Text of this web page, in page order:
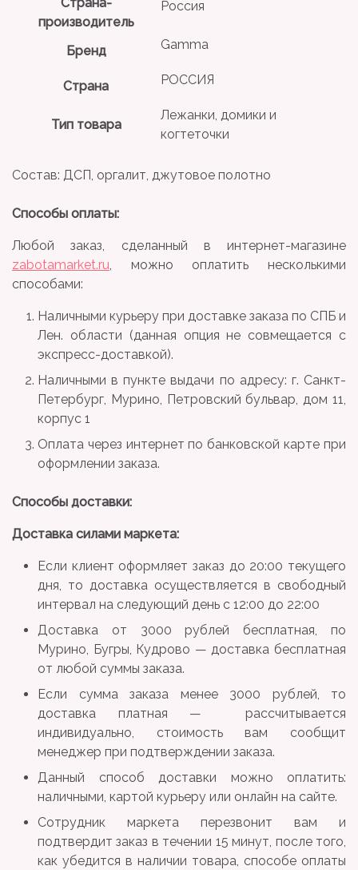
производитель
Россия
Бренд Gamma
Страна РОССИЯ
Тип товара
Лежанки, домики и
когтеточки
Состав: ДСП, оргалит, джутовое полотно
Способы оплаты:
Любой заказ, сделанный в интернет-магазине
zabotamarket.ru, можно оплатить несколькими
способами:
Наличными курьеру при доставке заказа по СПБ и
Лен. области (данная опция не совмещается с
экспресс-доставкой).
Наличными в пункте выдачи по адресу: г. Санкт-
Петербург, Мурино, Петровский бульвар, дом 11,
корпус 1
Оплата через интернет по банковской карте при
оформлении заказа.
Способы доставки:
Доставка силами маркета:
Если клиент оформляет заказ до 20:00 текущего
дня, то доставка осуществляется в свободный
интервал на следующий день с 12:00 до 22:00
Доставка от 3000 рублей бесплатная, по
Мурино, Бугры, Кудрово — доставка бесплатная
от любой суммы заказа.
Если сумма заказа менее 3000 рублей, то
доставка платная — рассчитывается
индивидуально, стоимость вам сообщит
менеджер при подтверждении заказа.
Данный способ доставки можно оплатить:
наличными, картой курьеру или онлайн на сайте.
Сотрудник маркета перезвонит вам и
подтвердит заказ в течении 15 минут, после того,
как убедится в наличии товара, способе оплаты